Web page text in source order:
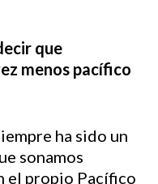
que
menos pacífico
ha sido un
sonamos
el propio Pacífico